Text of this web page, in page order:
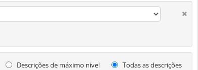
Descrições de máximo nível Todas as descrições